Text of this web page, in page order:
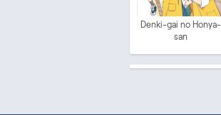
Denki-gai no Honya-
san